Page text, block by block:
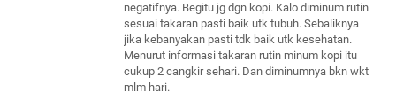
negatifnya. Begitu jg dgn kopi. Kalo diminum rutin
sesuai takaran pasti baik utk tubuh. Sebaliknya
jika kebanyakan pasti tdk baik utk kesehatan.
Menurut informasi takaran rutin minum kopi itu
cukup 2 cangkir sehari. Dan diminumnya bkn wkt
mlm hari.